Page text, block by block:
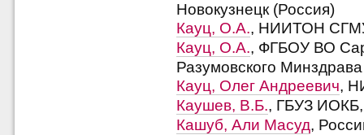
Новокузнецк (Россия)
Кауц, О.А., НИИТОН
Кауц, О.А., ФГБОУ ВО
Разумовского
Кауц, Олег Андреевич,
Каушев, В.Б., ГБУЗ ИОКБ,
Кашуб, Али Масуд,